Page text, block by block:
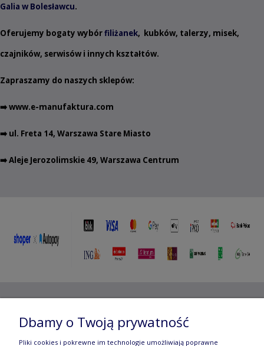
Galia w Bolesławcu.
Oferujemy bogaty wybórfiliżanek, kubków, talerzy, misek,
czajników, serwisów i innych kształtów.
Zapraszamy do naszych sklepów:
➡️www.e-manufaktura.com
➡️ ul. Freta 14, Warszawa Stare Miasto
➡️ Aleje Jerozolimskie 49, Warszawa Centrum
Jerozolimskie 49, 00-696 Warszawa | e-mail:
Dbamy o Twoją prywatność
Pliki cookies i pokrewne im technologie umożliwiają poprawne